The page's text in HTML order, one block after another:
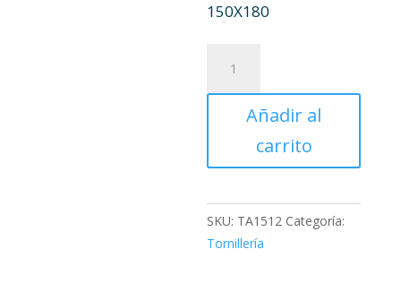
150X180
150X180
cantidadAñadir al
carrito
SKU: TA1512 Categoría:
Tornillería